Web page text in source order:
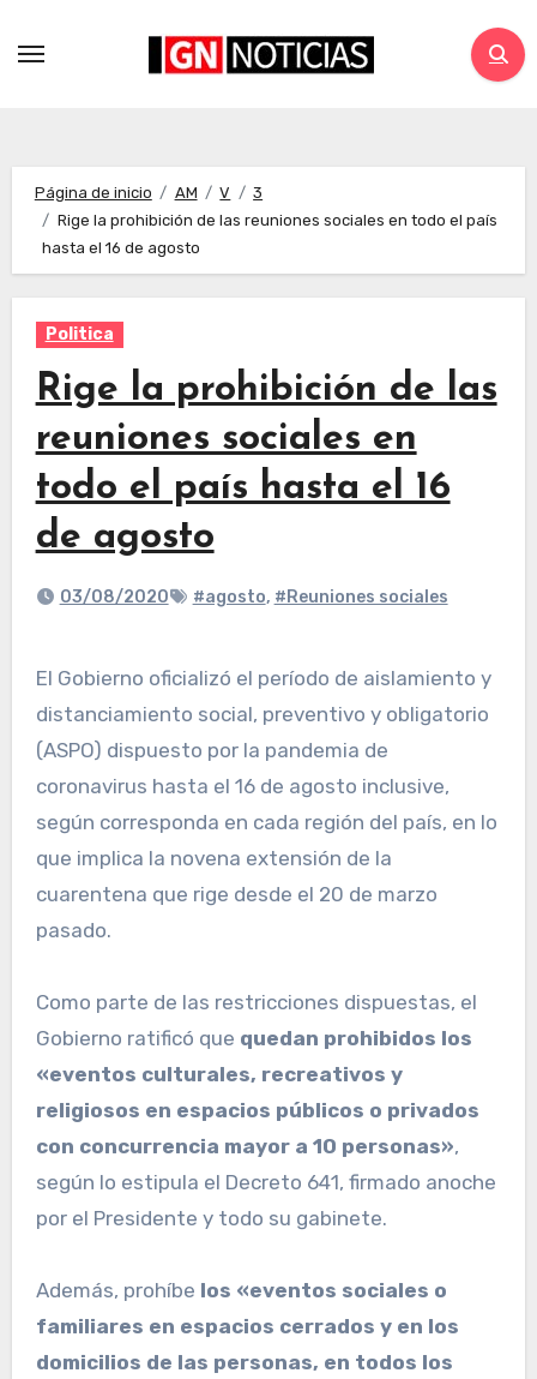
Página de inicio AM V
3
Rige la prohibición de las reuniones sociales en todo el país
hasta el 16 de agosto
Politica
Rige la prohibición de las
reuniones sociales en
todo el país hasta el 16
de agosto
03/08/2020 #agosto, #Reuniones sociales
El Gobierno oficializó el período de aislamiento y
distanciamiento social, preventivo y obligatorio
(ASPO) dispuesto por la pandemia de
coronavirus hasta el 16 de agosto inclusive,
según corresponda en cada región del país, en lo
que implica la novena extensión de la
cuarentena que rige desde el 20 de marzo
pasado.
Como parte de las restricciones dispuestas, el
Gobierno ratificó que quedan prohibidos los
«eventos culturales, recreativos y
religiosos en espacios públicos o privados
con concurrencia mayor a 10 personas»,
según lo estipula el Decreto 641, firmado anoche
por el Presidente y todo su gabinete.
Además, prohíbe los «eventos sociales o
familiares en espacios cerrados y en los
domicilios de las personas, en todos los